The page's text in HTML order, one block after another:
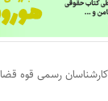
رسمی قوه